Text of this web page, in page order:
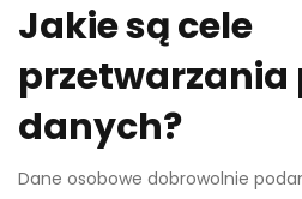
Jakie są cele
przetwarzania
danych?
Dane osobowe dobrowolnie